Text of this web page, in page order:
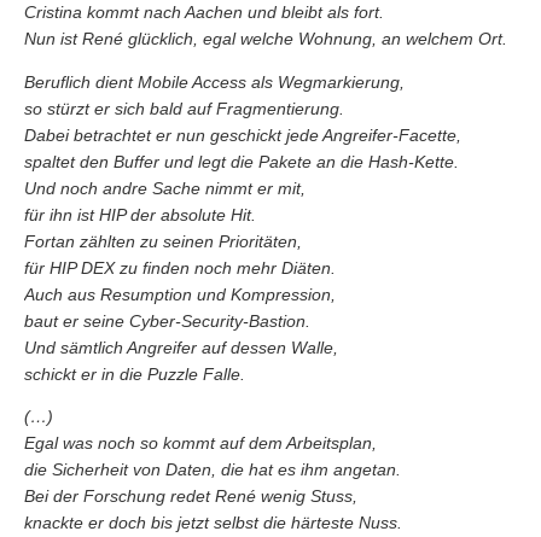
Cristina kommt nach Aachen und bleibt als fort.
Nun ist René glücklich, egal welche Wohnung, an welchem Ort.
Beruflich dient Mobile Access als Wegmarkierung,
so stürzt er sich bald auf Fragmentierung.
Dabei betrachtet er nun geschickt jede Angreifer-Facette,
spaltet den Buffer und legt die Pakete an die Hash-Kette.
Und noch andre Sache nimmt er mit,
für ihn ist HIP der absolute Hit.
Fortan zählten zu seinen Prioritäten,
für HIP DEX zu finden noch mehr Diäten.
Auch aus Resumption und Kompression,
baut er seine Cyber-Security-Bastion.
Und sämtlich Angreifer auf dessen Walle,
schickt er in die Puzzle Falle.
(…)
Egal was noch so kommt auf dem Arbeitsplan,
die Sicherheit von Daten, die hat es ihm angetan.
Bei der Forschung redet René wenig Stuss,
knackte er doch bis jetzt selbst die härteste Nuss.